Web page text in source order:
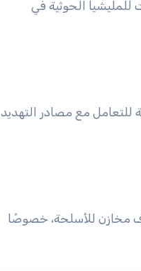
للمليشيا الحوثية في
للتعامل مع مصادر التهديد
مخازن للأسلحة، خصوصًا